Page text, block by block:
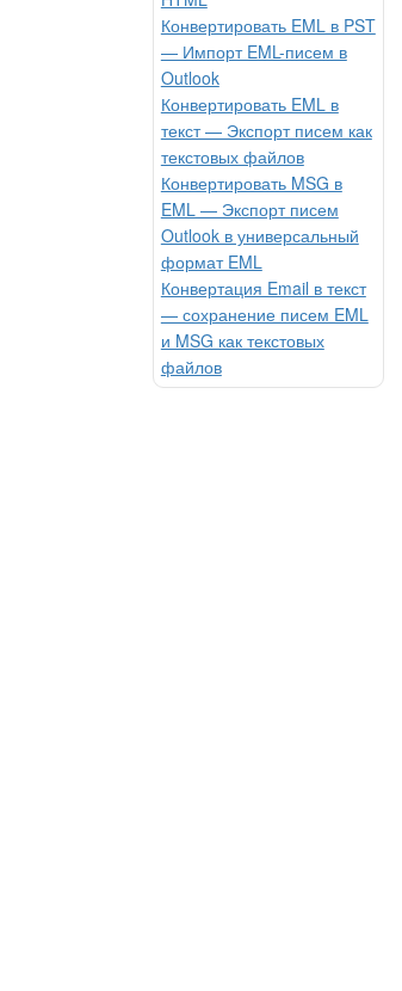
Конвертировать EML в PST
— Импорт EML-писем в
Outlook
Конвертировать EML в
текст — Экспорт писем как
текстовых файлов
Конвертировать MSG в
EML — Экспорт писем
Outlook в универсальный
формат EML
Конвертация Email в текст
— сохранение писем EML
и MSG как текстовых
файлов